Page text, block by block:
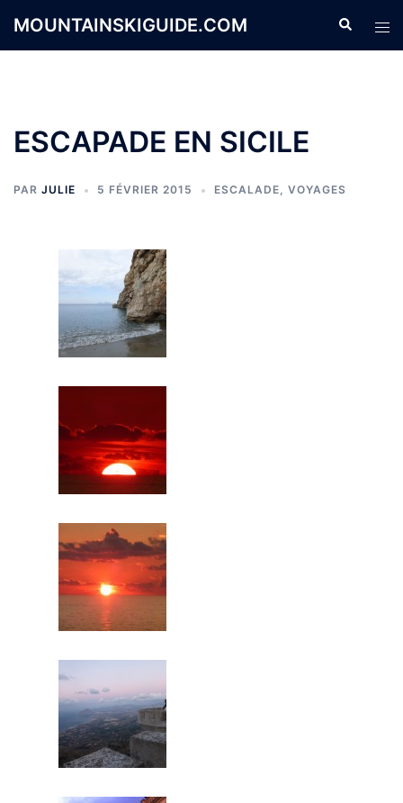
auMOUNTAINSKIGUIDE.COM
le
ESCAPADE EN SICILE
PAR JULIE 5 FÉVRIER 2015 ESCALADE, VOYAGES